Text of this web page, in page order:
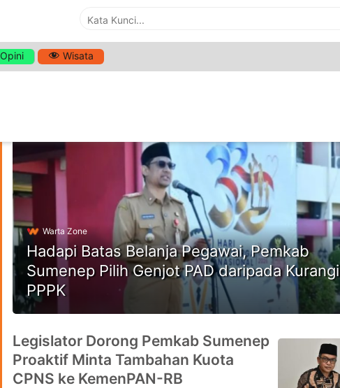
Opini Wisata
HASHTAG:PPPK SUMENEP
Warta Zone
Hadapi Batas Belanja Pegawai, Pemkab
Sumenep Pilih Genjot PAD daripada Kurangi
PPPK
Legislator Dorong Pemkab Sumenep
Proaktif Minta Tambahan Kuota
CPNS ke KemenPAN-RB